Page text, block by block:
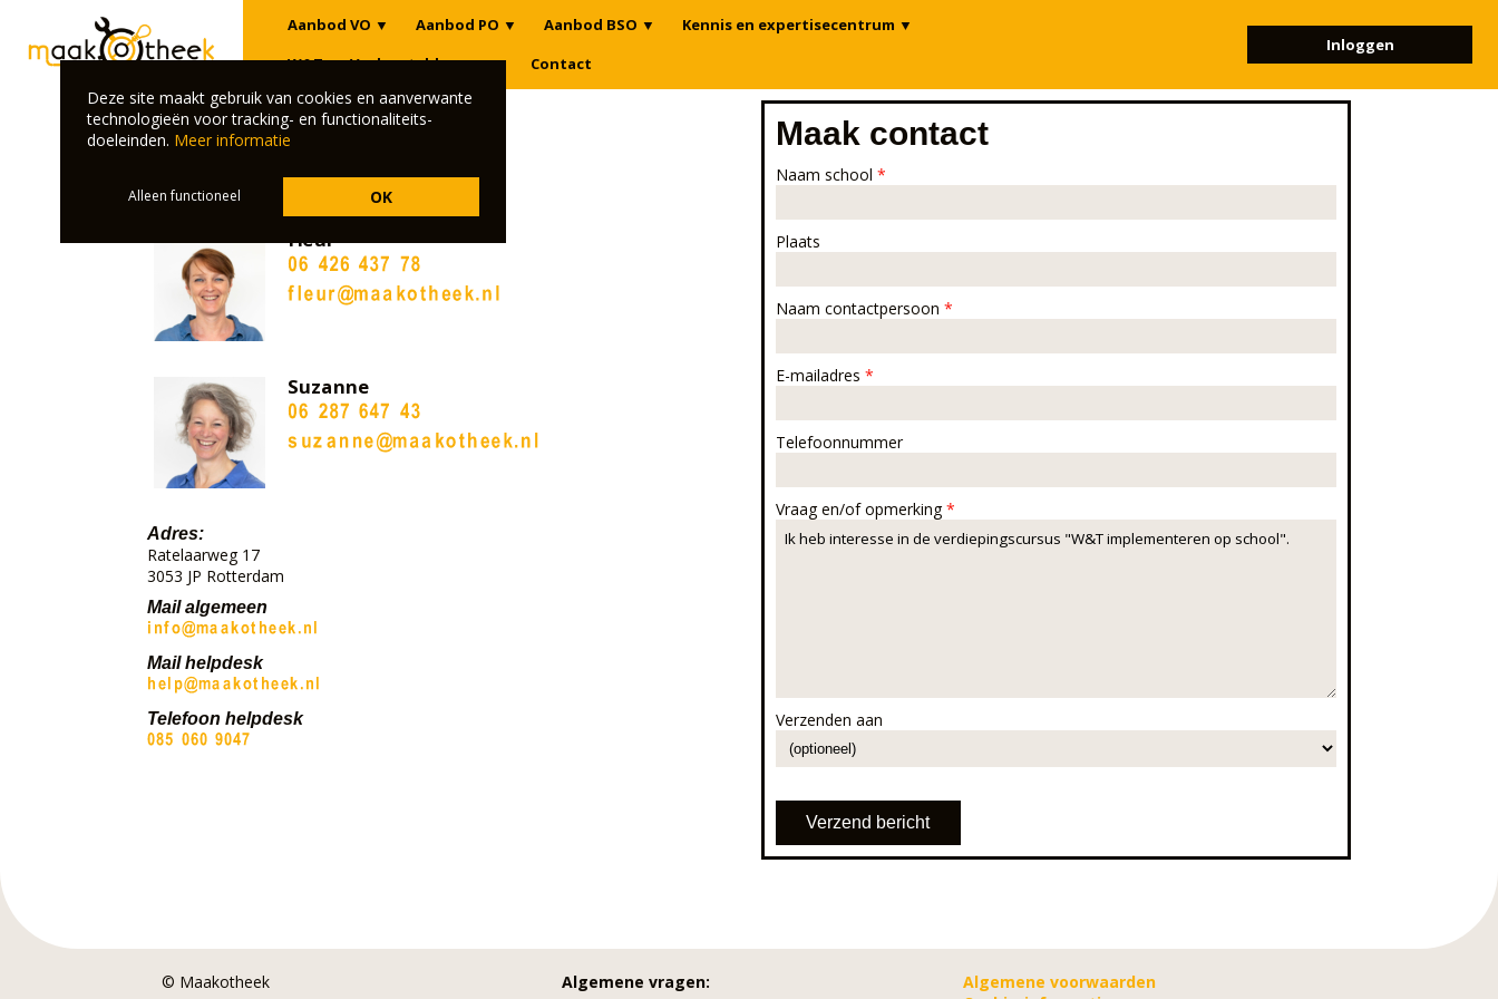
Aanbod VO ▼ Aanbod PO ▼ Aanbod BSO ▼ Kennis en expertisecentrum ▼
W&T
Veelgestelde vragen Contact
Inloggen
Maakotheek
Onze schooladviseurs:
Fleur
Suzanne
Adres:
Ratelaarweg 17
3053 JP Rotterdam
Mail algemeen
Mail helpdesk
Telefoon helpdesk
Maak contact
Naam school *
Plaats
Naam contactpersoon *
E-mailadres *
Telefoonnummer
Vraag en/of opmerking*
Verzenden aan
© Maakotheek Algemene vragen:
Algemene voorwaarden
Deze site maakt gebruik van cookies en aanverwante
technologieën voor tracking- en functionaliteits-
doeleinden. Meer informatie
Alleen functioneel OK